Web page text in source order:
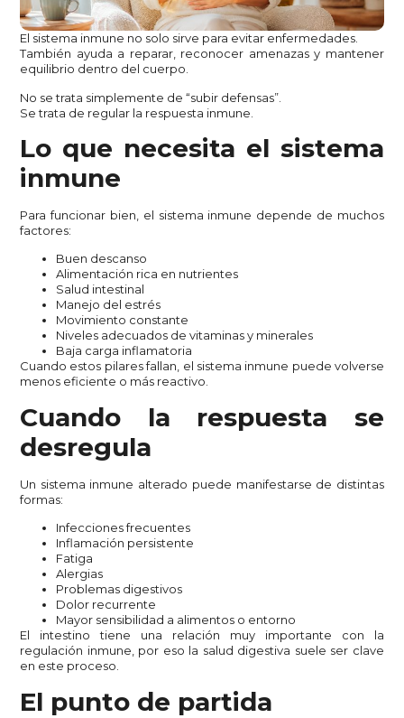
El sistema inmune no solo sirve para evitar enfermedades.
También ayuda a reparar, reconocer amenazas y mantener
equilibrio dentro del cuerpo.
No se trata simplemente de “subir defensas”.
Se trata de regular la respuesta inmune.
Lo que necesita el sistema
inmune
Para funcionar bien, el sistema inmune depende de muchos
factores:
Buen descanso
Alimentación rica en nutrientes
Salud intestinal
Manejo del estrés
Movimiento constante
Niveles adecuados de vitaminas y minerales
Baja carga inflamatoria
Cuando estos pilares fallan, el sistema inmune puede volverse
menos eficiente o más reactivo.
Cuando la respuesta se
desregula
Un sistema inmune alterado puede manifestarse de distintas
formas:
Infecciones frecuentes
Inflamación persistente
Fatiga
Alergias
Problemas digestivos
Dolor recurrente
Mayor sensibilidad a alimentos o entorno
El intestino tiene una relación muy importante con la
regulación inmune, por eso la salud digestiva suele ser clave
en este proceso.
El punto de partida